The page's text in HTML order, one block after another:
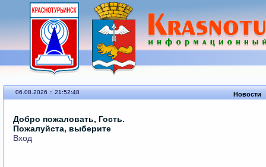
06.08.2026 :: 21:52:48 Новости
Добро пожаловать, Гость.
Пожалуйста, выберите
Вход